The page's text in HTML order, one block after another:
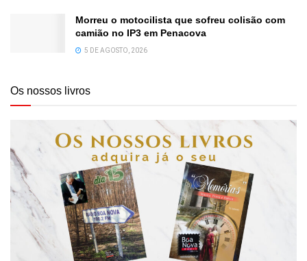
Morreu o motocilista que sofreu colisão com
camião no IP3 em Penacova
5 DE AGOSTO, 2026
Os nossos livros